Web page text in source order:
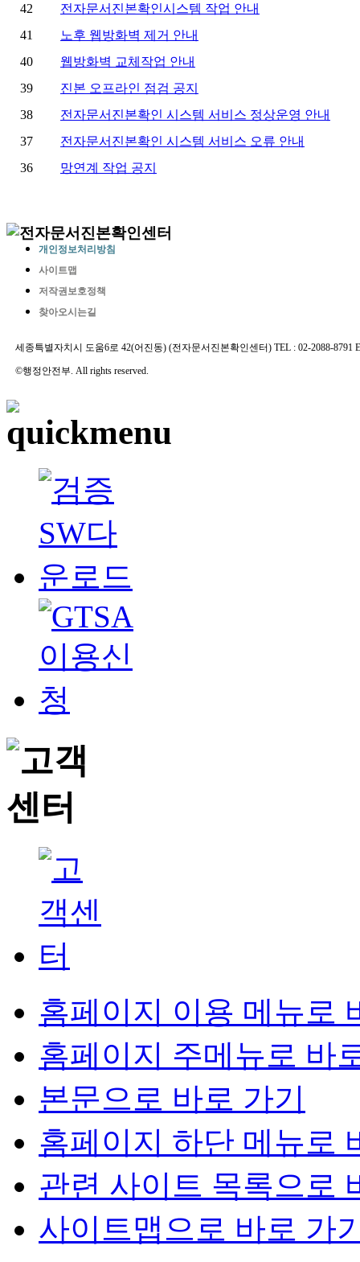
개인정보처리방침
사이트맵
저작권보호정책
찾아오시는길
세종특별자치시 도움6로 42(어진동) (전자문서진본확인센터) TEL : 02-2088-8791
©행정안전부. All rights reserved.
홈페이지 이용 메뉴로
홈페이지 주메뉴로 바
본문으로 바로 가기
홈페이지 하단 메뉴로
관련 사이트 목록으로
사이트맵으로 바로 가